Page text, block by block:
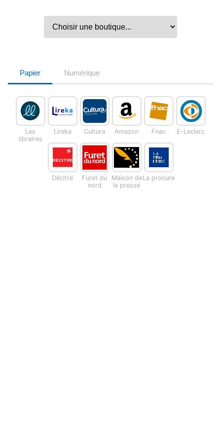
Papier Numérique
Les
libraires
Lireka Cultura Amazon Fnac E-Leclerc
Décitre
Furet du
nord
Maison de
la presse
La procure